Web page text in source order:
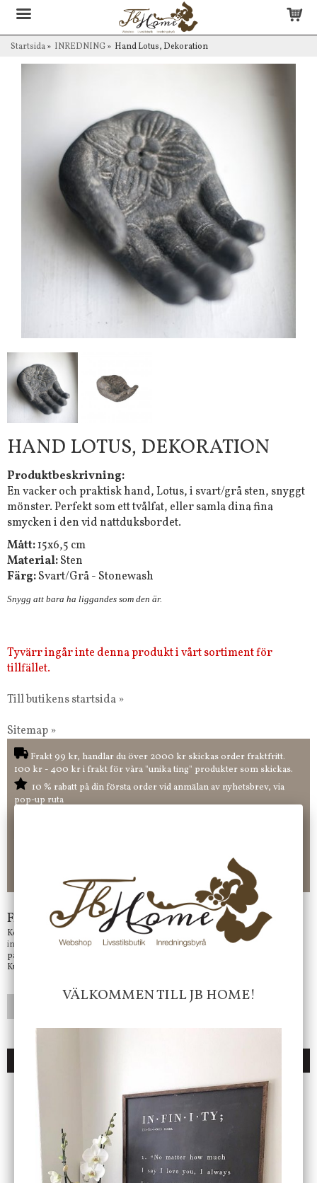
Startsida» INREDNING» Hand Lotus, Dekoration
HAND LOTUS, DEKORATION
Produktbeskrivning:
En vacker och praktisk hand, Lotus, i svart/grå sten, snyggt
mönster. Perfekt som ett tvålfat, eller samla dina fina
smycken i den vid nattduksbordet.
Mått:15x6,5 cm
Material:Sten
Färg:Svart/Grå - Stonewash
Snygg att bara ha liggandes som den är.
Tyvärr ingår inte denna produkt i vårt sortiment för
tillfället.
Till butikens startsida »
Sitemap »
Frakt 99 kr, handlar du över 2000 kr skickas order fraktfritt.
100 kr - 400 kr i frakt för våra "unika ting" produkter som skickas.
10 % rabatt på din första order vid anmälan av nyhetsbrev, via
pop-up ruta
Nöjda kunder och strävar efter att ha snabba leveranser!
-ligt Tack för att just Du tittar in hos Jb Home!
Frågor?
Kontakta oss på
info@jbhome.seVi svarar
på mail så fort vi kan.
Kundtjänst telefontid öppet vardagar mellan 10.00 - 15.00
ENDAST 1 ST KVAR I LAGER
VÄLKOMMEN TILL JB HOME!